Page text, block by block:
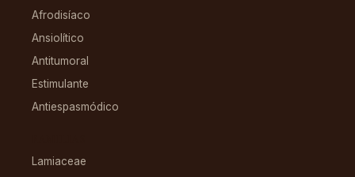
Afrodisíaco
Ansiolítico
Antitumoral
Estimulante
Antiespasmódico
Lamiaceae